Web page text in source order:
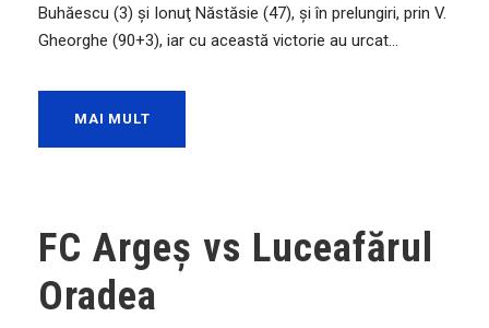
Buhăescu (3) şi Ionuţ Năstăsie (47), şi în prelungiri, prin V.
Gheorghe (90+3), iar cu această victorie au urcat...
MAI MULT
FC Argeș vs Luceafărul
Oradea